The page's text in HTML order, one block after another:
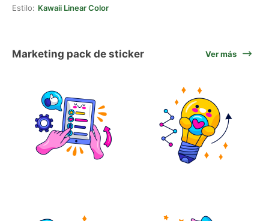
Estilo: Kawaii Linear Color
Marketing pack de sticker Ver más